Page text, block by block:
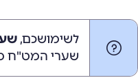
לשימושכם,
שערי המט"ח